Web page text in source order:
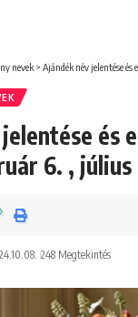
nevek > Ajándék név jelentése és
és
6. , július
248 Megtekintés